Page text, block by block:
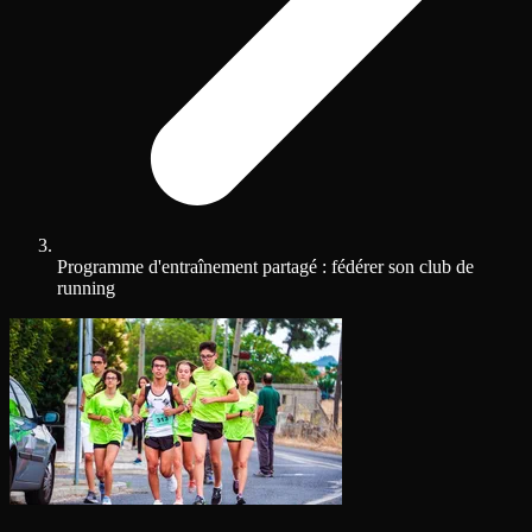
Programme d'entraînement partagé : fédérer son club de
running